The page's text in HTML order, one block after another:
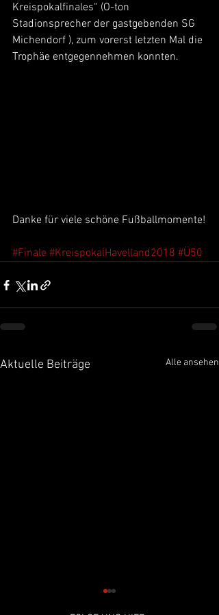
Kreispokalfinales“ (O-ton
Stadionsprecher der gastgebenden SG
Michendorf ), zum vorerst letzten Mal die
Trophäe entgegennehmen konnten.
Danke für viele schöne Fußballmomente!
#Finale #KreispokalHavelland2018 #Ü50
Aktuelle Beiträge Alle ansehen